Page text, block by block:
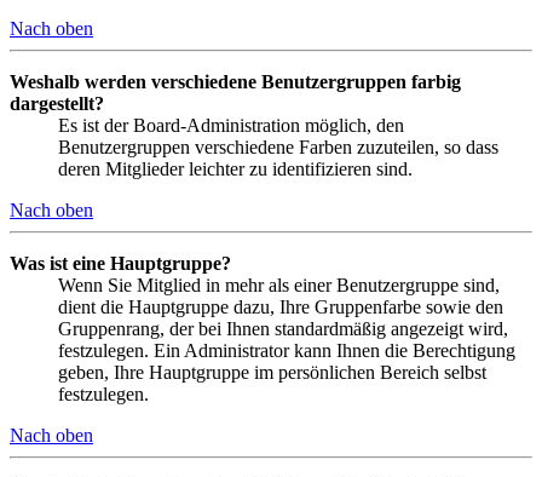
Nach oben
Weshalb werden verschiedene Benutzergruppen farbig
dargestellt?
Es ist der Board-Administration möglich, den
Benutzergruppen verschiedene Farben zuzuteilen, so dass
deren Mitglieder leichter zu identifizieren sind.
Nach oben
Was ist eine Hauptgruppe?
Wenn Sie Mitglied in mehr als einer Benutzergruppe sind,
dient die Hauptgruppe dazu, Ihre Gruppenfarbe sowie den
Gruppenrang, der bei Ihnen standardmäßig angezeigt wird,
festzulegen. Ein Administrator kann Ihnen die Berechtigung
geben, Ihre Hauptgruppe im persönlichen Bereich selbst
festzulegen.
Nach oben